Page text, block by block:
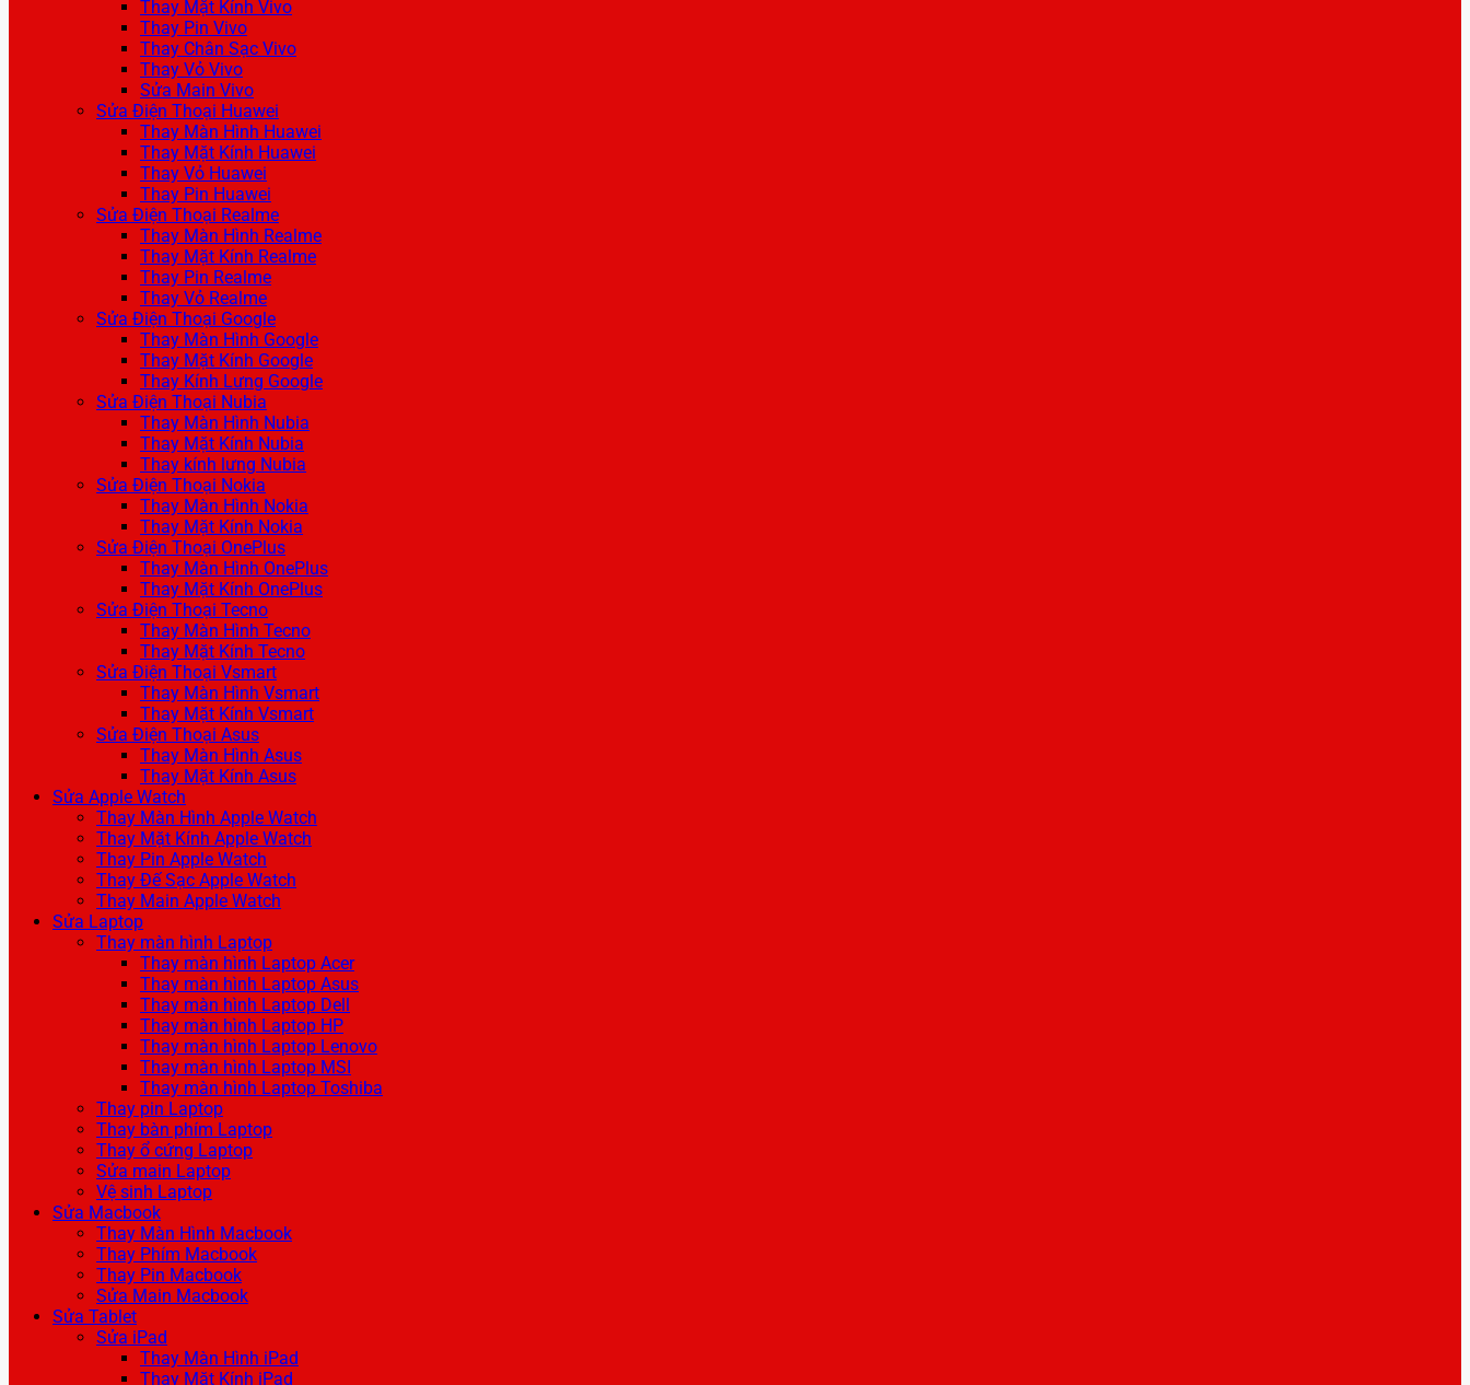
Thay Mặt Kính Vivo
Thay Pin Vivo
Thay Chân Sạc Vivo
Thay Vỏ Vivo
Sửa Main Vivo
Sửa Điện Thoại Huawei
Thay Màn Hình Huawei
Thay Mặt Kính Huawei
Thay Vỏ Huawei
Thay Pin Huawei
Sửa Điện Thoại Realme
Thay Màn Hình Realme
Thay Mặt Kính Realme
Thay Pin Realme
Thay Vỏ Realme
Sửa Điện Thoại Google
Thay Màn Hình Google
Thay Mặt Kính Google
Thay Kính Lưng Google
Sửa Điện Thoại Nubia
Thay Màn Hình Nubia
Thay Mặt Kính Nubia
Thay kính lưng Nubia
Sửa Điện Thoại Nokia
Thay Màn Hình Nokia
Thay Mặt Kính Nokia
Sửa Điện Thoại OnePlus
Thay Màn Hình OnePlus
Thay Mặt Kính OnePlus
Sửa Điện Thoại Tecno
Thay Màn Hình Tecno
Thay Mặt Kính Tecno
Sửa Điện Thoại Vsmart
Thay Màn Hình Vsmart
Thay Mặt Kính Vsmart
Sửa Điện Thoại Asus
Thay Màn Hình Asus
Thay Mặt Kính Asus
Sửa Apple Watch
Thay Màn Hình Apple Watch
Thay Mặt Kính Apple Watch
Thay Pin Apple Watch
Thay Đế Sạc Apple Watch
Thay Main Apple Watch
Sửa Laptop
Thay màn hình Laptop
Thay màn hình Laptop Acer
Thay màn hình Laptop Asus
Thay màn hình Laptop Dell
Thay màn hình Laptop HP
Thay màn hình Laptop Lenovo
Thay màn hình Laptop MSI
Thay màn hình Laptop Toshiba
Thay pin Laptop
Thay bàn phím Laptop
Thay ổ cứng Laptop
Sửa main Laptop
Vệ sinh Laptop
Sửa Macbook
Thay Màn Hình Macbook
Thay Phím Macbook
Thay Pin Macbook
Sửa Main Macbook
Sửa Tablet
Sửa iPad
Thay Màn Hình iPad
Thay Mặt Kính iPad